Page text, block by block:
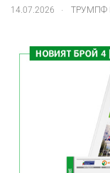
14.07.2026 . ТРУМПФ